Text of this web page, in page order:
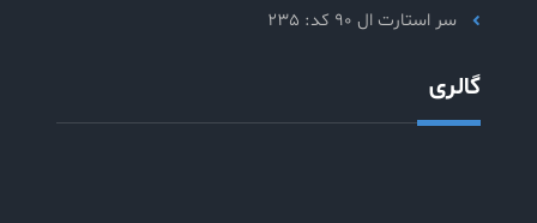
سر استارت ال 90 کد: 235
گالری